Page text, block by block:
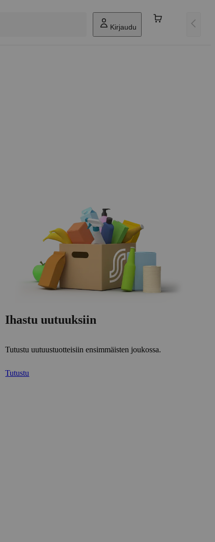
Kirjaudu
Ihastu uutuuksiin
Tutustu uutuustuotteisiin ensimmäisten joukossa.
Tutustu